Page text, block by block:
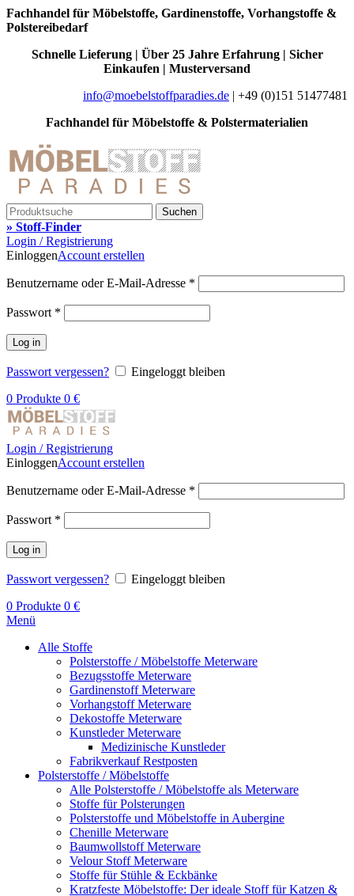
Fachhandel für Möbelstoffe, Gardinenstoffe, Vorhangstoffe &
Polstereibedarf
Schnelle Lieferung | Über 25 Jahre Erfahrung | Sicher
Einkaufen | Musterversand
info@moebelstoffparadies.de | +49 (0)151 51477481
Fachhandel für Möbelstoffe & Polstermaterialien
Suchen
» Stoff-Finder
Login / Registrierung
EinloggenAccount erstellen
Benutzername oder E-Mail-Adresse *
Passwort *
Log in
Passwort vergessen?
Eingeloggt bleiben
0 Produkte 0 €
Login / Registrierung
EinloggenAccount erstellen
Benutzername oder E-Mail-Adresse *
Passwort *
Log in
Passwort vergessen?
Eingeloggt bleiben
0 Produkte 0 €
Menü
Alle Stoffe
Polsterstoffe / Möbelstoffe Meterware
Bezugsstoffe Meterware
Gardinenstoff Meterware
Vorhangstoff Meterware
Dekostoffe Meterware
Kunstleder Meterware
Medizinische Kunstleder
Fabrikverkauf Restposten
Polsterstoffe / Möbelstoffe
Alle Polsterstoffe / Möbelstoffe als Meterware
Stoffe für Polsterungen
Polsterstoffe und Möbelstoffe in Aubergine
Chenille Meterware
Baumwollstoff Meterware
Velour Stoff Meterware
Stoffe für Stühle & Eckbänke
Kratzfeste Möbelstoffe: Der ideale Stoff für Katzen &